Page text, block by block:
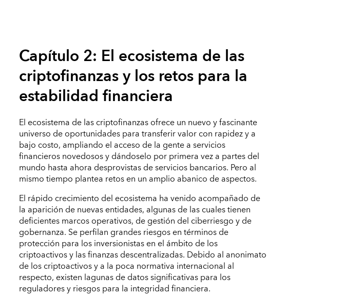
Capítulo 2: El ecosistema de las
criptofinanzas y los retos para la
estabilidad financiera
El ecosistema de las criptofinanzas ofrece un nuevo y fascinante
universo de oportunidades para transferir valor con rapidez y a
bajo costo, ampliando el acceso de la gente a servicios
financieros novedosos y dándoselo por primera vez a partes del
mundo hasta ahora desprovistas de servicios bancarios. Pero al
mismo tiempo plantea retos en un amplio abanico de aspectos.
El rápido crecimiento del ecosistema ha venido acompañado de
la aparición de nuevas entidades, algunas de las cuales tienen
deficientes marcos operativos, de gestión del ciberriesgo y de
gobernanza. Se perfilan grandes riesgos en términos de
protección para los inversionistas en el ámbito de los
criptoactivos y las finanzas descentralizadas. Debido al anonimato
de los criptoactivos y a la poca normativa internacional al
respecto, existen lagunas de datos significativas para los
reguladores y riesgos para la integridad financiera.